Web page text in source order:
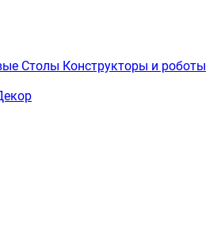
Столы Конструкторы и роботы